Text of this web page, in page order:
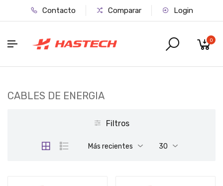
Contacto Comparar Login
0
CABLES DE ENERGIA
Filtros
Más recientes 30